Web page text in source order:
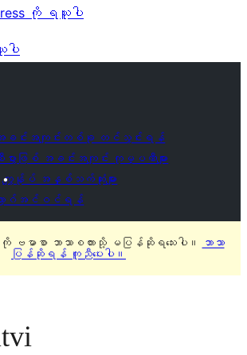
ကို ရယူပါ
ါ
ခင်းအကျင်းတစ်ခု တင်သွင်းရန်
းပွားဖြစ် အခင်းအကျင်း ကုမ္ပဏီများ
ကျွန်ုပ် အနှစ်သက်ဆုံးများ
ော့ဂ်အင်ဝင်ရန်
ဗမာစာ ဘာသာစကားသို့ မပြန်ဆိုရသေးပါ။
ဘာသာ
ပြန်ဆိုရန် ကူညီပေးပါ။